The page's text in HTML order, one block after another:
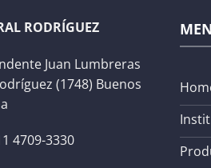
RODRÍGUEZ
Juan Lumbreras
(1748) Buenos
4709-3330